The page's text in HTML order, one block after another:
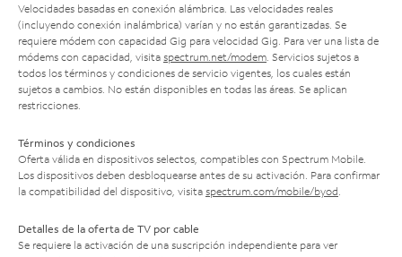
Velocidades basadas en conexión alámbrica. Las velocidades reales
(incluyendo conexión inalámbrica) varían y no están garantizadas. Se
requiere módem con capacidad Gig para velocidad Gig. Para ver una lista de
módems con capacidad, visita spectrum.net/modem . Servicios sujetos a
todos los términos y condiciones de servicio vigentes, los cuales están
sujetos a cambios. No están disponibles en todas las áreas. Se aplican
restricciones.
Términos y condiciones
Oferta válida en dispositivos selectos, compatibles con Spectrum Mobile.
Los dispositivos deben desbloquearse antes de su activación. Para confirmar
la compatibilidad del dispositivo, visita spectrum.com/mobile/byod
Detalles de la oferta de TV por cable
Se requiere la activación de una suscripción independiente para ver